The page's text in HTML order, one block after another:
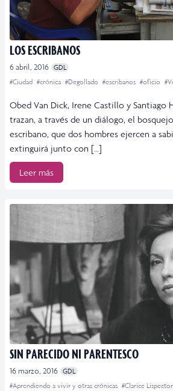
LOS ESCRIBANOS
6 abril, 2016 GDL
#Ciudad #crónica #Degollado #escribanos #oficio
Obed Van Dick, Irene Castillo y Santiago
trazan, a través de un diálogo, el
escribano, que dos hombres ejercen a
extinguirá junto con […]
Leer más
SIN PARECIDO NI PARENTESCO
16 marzo, 2016 GDL
#Aprendiendo a vivir y otras crónicas #Clarice Lispector